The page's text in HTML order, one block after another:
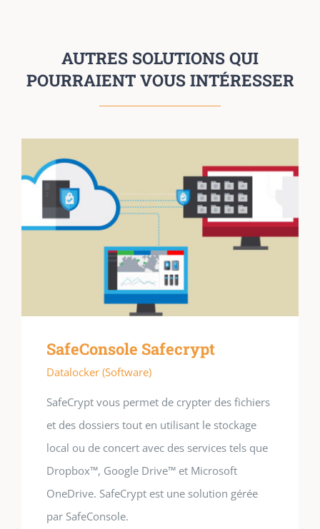
AUTRES SOLUTIONS QUI
POURRAIENT VOUS INTÉRESSER
SafeConsole Safecrypt
Datalocker (Software)
SafeCrypt vous permet de crypter des fichiers
et des dossiers tout en utilisant le stockage
local ou de concert avec des services tels que
Dropbox™, Google Drive™ et Microsoft
OneDrive. SafeCrypt est une solution gérée
par SafeConsole.